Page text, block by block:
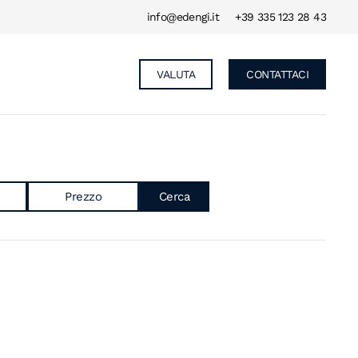
info@edengi.it +39 335 123 28 43
VALUTA CONTATTACI
Prezzo Cerca